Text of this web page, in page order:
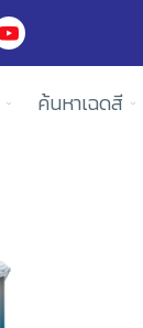
ค้นหาเฉดสี